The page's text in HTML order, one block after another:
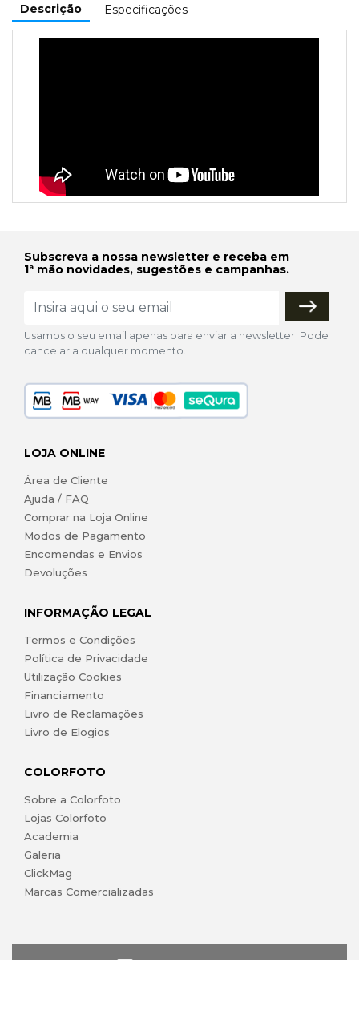
Descrição Especificações
Subscreva a nossa newsletter e receba em
1ª mão novidades, sugestões e campanhas.
Usamos o seu email apenas para enviar a newsletter. Pode
cancelar a qualquer momento.
LOJA ONLINE
Área de Cliente
Ajuda / FAQ
Comprar na Loja Online
Modos de Pagamento
Encomendas e Envios
Devoluções
INFORMAÇÃO LEGAL
Termos e Condições
Política de Privacidade
Utilização Cookies
Financiamento
Livro de Reclamações
Livro de Elogios
COLORFOTO
Sobre a Colorfoto
Lojas Colorfoto
Academia
Galeria
ClickMag
Marcas Comercializadas
lojaonline@colorfoto.pt